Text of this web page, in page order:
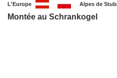
L'Europe Alpes de
Montée au Schrankogel